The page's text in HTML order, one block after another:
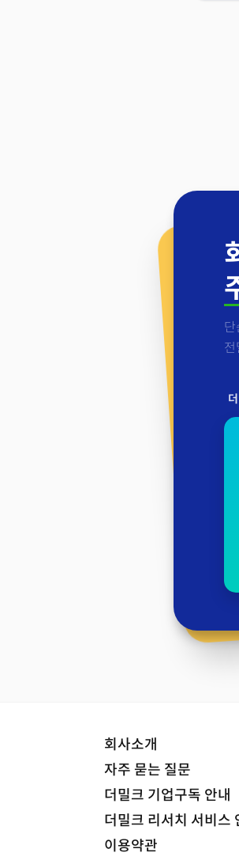
회사소개
자주 묻는 질문
더밀크 기업구독 안내
더밀크 리서치 서비스
이용약관